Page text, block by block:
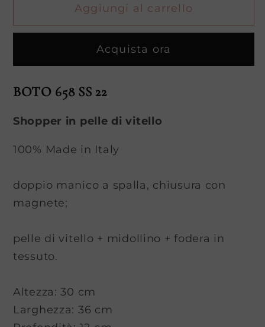
MIDOLLINO
(Shopper)
MIDOLLINO
(Shopper)
Aggiungi al carrello
Acquista ora
BOTO 658 SS 22
Shopper in pelle di vitello
100% Made in Italy
doppio manico a spalla, chiusura con
magnete;
pelle di vitello + midollino + fodera in
tessuto.
Altezza: 30 cm
Larghezza: 36 cm